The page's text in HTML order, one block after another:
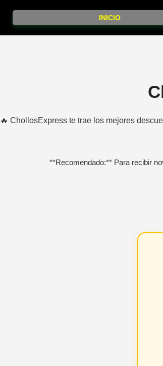
INICIO
🔥 ChollosExpress te trae los mejores
**Recomendado:** Para recibir